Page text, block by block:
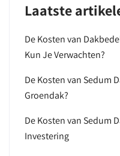
Laatste
De Kosten van
Kun Je Verwachten?
De Kosten van Sedum
Groendak?
De Kosten van Sedum
Investering